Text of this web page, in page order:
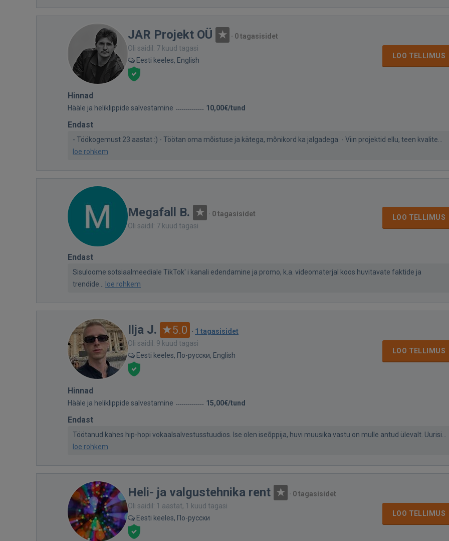
JAR Projekt OÜ · 0 tagasisidet
Oli saidil: 7 kuud tagasi
Eesti keeles, English
LOO TELLIMUS
Hinnad
Hääle ja heliklippide salvestamine 10,00€/tund
Endast
- Töökogemust 23 aastat :) - Töötan oma mõistuse ja kätega, mõnikord ka jalgadega. - Viin projektid ellu, teen kvalite...
loe rohkem
Megafall B. · 0 tagasisidet
Oli saidil: 7 kuud tagasi
LOO TELLIMUS
Endast
Sisuloome sotsiaalmeediale TikTok' i kanali edendamine ja promo, k.a. videomaterjal koos huvitavate faktide ja
trendide...
loe rohkem
Ilja J. 5.0 · 1 tagasisidet
Oli saidil: 9 kuud tagasi
Eesti keeles, По-русски, English
LOO TELLIMUS
Hinnad
Hääle ja heliklippide salvestamine 15,00€/tund
Endast
Töötanud kahes hip-hopi vokaalsalvestusstuudios. Ise olen iseõppija, huvi muusika vastu on mulle antud ülevalt. Uurisi...
loe rohkem
Heli- ja valgustehnika rent · 0 tagasisidet
Oli saidil: 1 aastat, 1 kuud tagasi
Eesti keeles, По-русски
LOO TELLIMUS